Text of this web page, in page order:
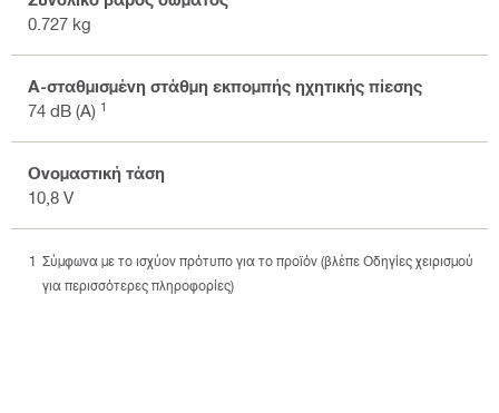
0.727 kg
Α-σταθμισμένη στάθμη εκπομπής ηχητικής πίεσης
74 dB (A) 1
Ονομαστική τάση
10,8 V
Σύμφωνα με το ισχύον πρότυπο για το προϊόν (βλέπε Οδηγίες χειρισμού
για περισσότερες πληροφορίες)